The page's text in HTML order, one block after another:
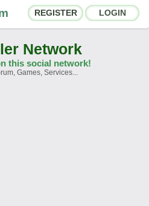
REGISTER LOGIN
Network
this social network!
Games, Services...